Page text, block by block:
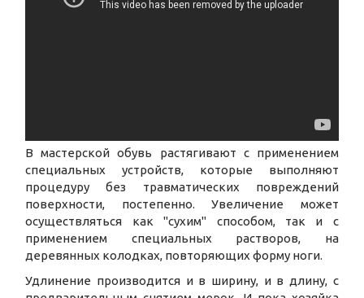
В мастерской обувь растягивают с применением
специальных устройств, которые выполняют
процедуру без травматических повреждений
поверхности, постепенно. Увеличение может
осуществляться как "сухим" способом, так и с
применением специальных растворов, на
деревянных колодках, повторяющих форму ноги.
Удлинение производится и в ширину, и в длину, с